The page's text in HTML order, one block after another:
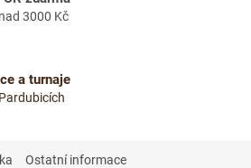
3000 Kč
a turnaje
Ostatní informace